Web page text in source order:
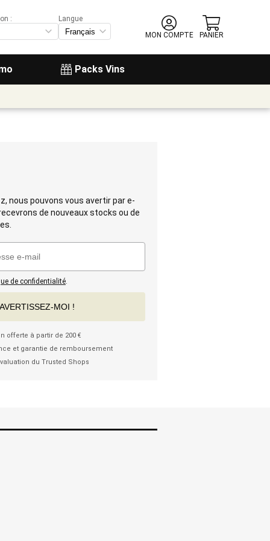
Packs Vins
:
Langue
MON COMPTE
PANIER
nous pouvons vous avertir par e-
de nouveaux stocks ou de
de confidentialité.
MOI !
offerte à partir de 200 €
et garantie de remboursement
du Trusted Shops